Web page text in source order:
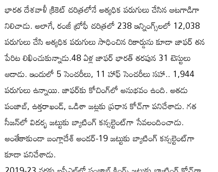
భారత దేశవాళీ క్రికెట్ చరిత్రలోనే అత్యధిక పరుగులు చేసిన ఆటగాడిగా
నిలిచాడు. అలాగే, రంజీ ట్రోఫీ చరిత్రలో 238 ఇన్నింగ్స్‌లలో 12,038
పరుగులు చేసి అత్యధిక పరుగులు సాధించిన రికార్డును కూడా జాఫర్ తన
పేరిట లిఖించుకున్నాడు.48 ఏళ్ల జాఫర్ భారత్ తరపున 31 టెస్టులు
ఆడాడు. ఇందులో 5 సెంచరీలు, 11 హాఫ్ సెంచరీలు సహా.. 1,944
పరుగులు ఉన్నాయి. జాఫర్‌కు కోచింగ్‌లో అనుభవం ఉంది. అతడు
పంజాబ్, ఉత్తరాఖండ్, ఒడిశా జట్లకు ప్రధాన కోచ్‌గా పనిచేశాడు. గత
సీజన్‌లో విదర్భ జట్టుకు బ్యాటింగ్ కన్సల్టెంట్‌గా సేవలందించాడు.
అంతేకాకుండా బంగ్లాదేశ్ అండర్-19 జట్టుకు బ్యాటింగ్ కన్సల్టెంట్‌గా
కూడా పనిచేశాడు.